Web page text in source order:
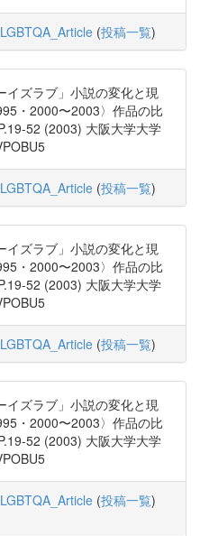
(投稿一覧)
イズラブ」小説の変化と現
・2000〜2003〉作品の比
52 (2003) 大阪大学大学
(投稿一覧)
イズラブ」小説の変化と現
・2000〜2003〉作品の比
52 (2003) 大阪大学大学
(投稿一覧)
イズラブ」小説の変化と現
・2000〜2003〉作品の比
52 (2003) 大阪大学大学
(投稿一覧)